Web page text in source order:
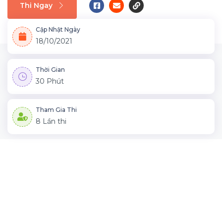
Thi Ngay
Cập Nhật Ngày
18/10/2021
Thời Gian
30 Phút
Tham Gia Thi
8 Lần thi